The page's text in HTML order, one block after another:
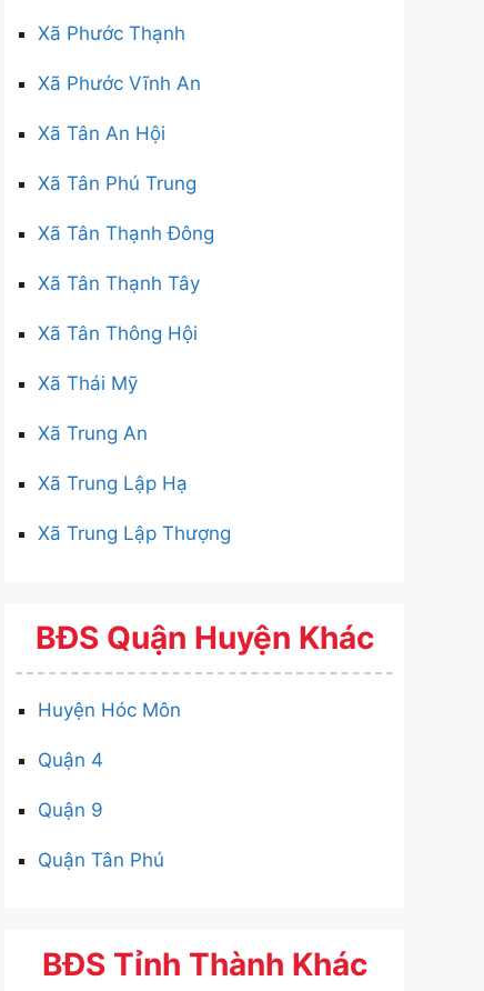
Xã Phước Thạnh
Xã Phước Vĩnh An
Xã Tân An Hội
Xã Tân Phú Trung
Xã Tân Thạnh Đông
Xã Tân Thạnh Tây
Xã Tân Thông Hội
Xã Thái Mỹ
Xã Trung An
Xã Trung Lập Hạ
Xã Trung Lập Thượng
BĐS Quận Huyện Khác
Huyện Hóc Môn
Quận 4
Quận 9
Quận Tân Phú
BĐS Tỉnh Thành Khác